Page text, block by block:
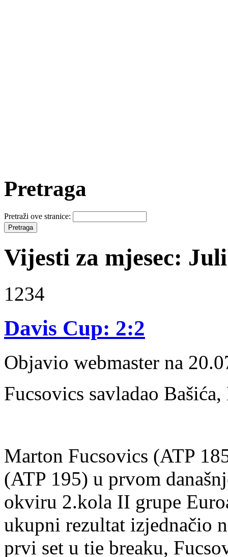
Pretraga
Pretraži ove stranice:
Vijesti za mjesec:
1234
Davis Cup: 2:2
Objavio webmaster na
Fucsovics savladao
Marton Fucsovics (ATP
(ATP 195) u prvom
okviru 2.kola II grupe
ukupni rezultat izjednačio
prvi set u tie breaku,